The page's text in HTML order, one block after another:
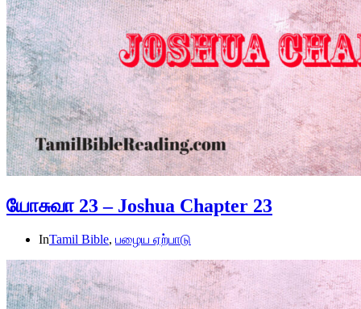
யோசுவா 23 – Joshua Chapter 23
InTamil Bible, பழைய ஏற்பாடு